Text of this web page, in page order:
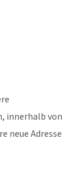
innerhalb von
neue Adresse